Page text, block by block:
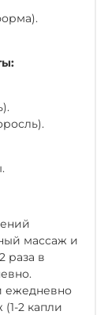
массаж и
раза в
ежедневно
2 капли